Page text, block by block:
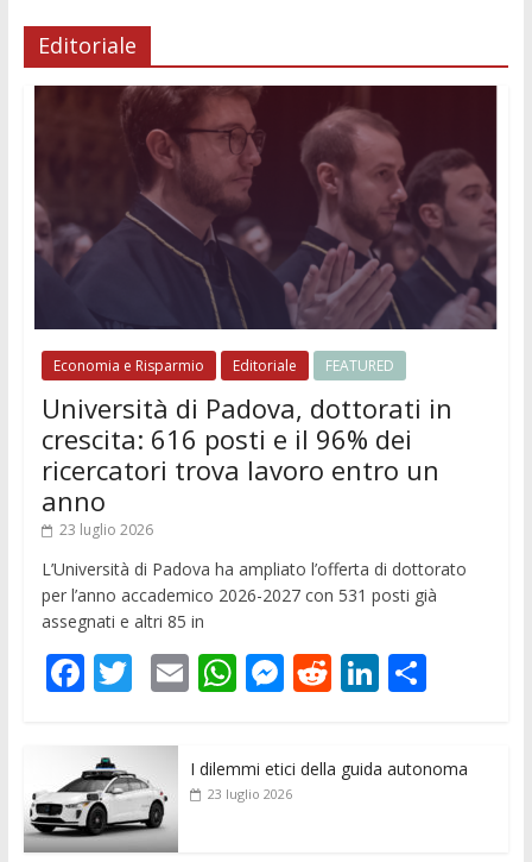
Editoriale
Economia e Risparmio Editoriale FEATURED
Università di Padova, dottorati in
crescita: 616 posti e il 96% dei
ricercatori trova lavoro entro un
anno
23 luglio 2026
L’Università di Padova ha ampliato l’offerta di dottorato
per l’anno accademico 2026-2027 con 531 posti già
assegnati e altri 85 in
F
e
b
o
T
itt
er
E
ai
l
W
s
M
ss
e
R
di
Li
e
C
di
I dilemmi etici della guida autonoma
23 luglio 2026